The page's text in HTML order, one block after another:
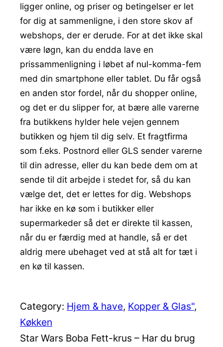
ligger online, og priser og betingelser er let
for dig at sammenligne, i den store skov af
webshops, der er derude. For at det ikke skal
være løgn, kan du endda lave en
prissammenligning i løbet af nul-komma-fem
med din smartphone eller tablet. Du får også
en anden stor fordel, når du shopper online,
og det er du slipper for, at bære alle varerne
fra butikkens hylder hele vejen gennem
butikken og hjem til dig selv. Et fragtfirma
som f.eks. Postnord eller GLS sender varerne
til din adresse, eller du kan bede dem om at
sende til dit arbejde i stedet for, så du kan
vælge det, det er lettes for dig. Webshops
har ikke en kø som i butikker eller
supermarkeder så det er direkte til kassen,
når du er færdig med at handle, så er det
aldrig mere ubehaget ved at stå alt for tæt i
en kø til kassen.
Category: Hjem & have, Kopper & Glas"
Køkken
Star Wars Boba Fett-krus – Har du brug